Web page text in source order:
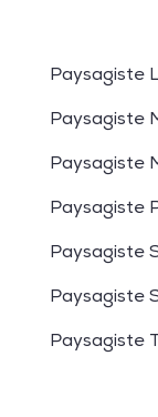
Paysagiste
Paysagiste
Paysagiste
Paysagiste
Paysagiste
Paysagiste
Paysagiste